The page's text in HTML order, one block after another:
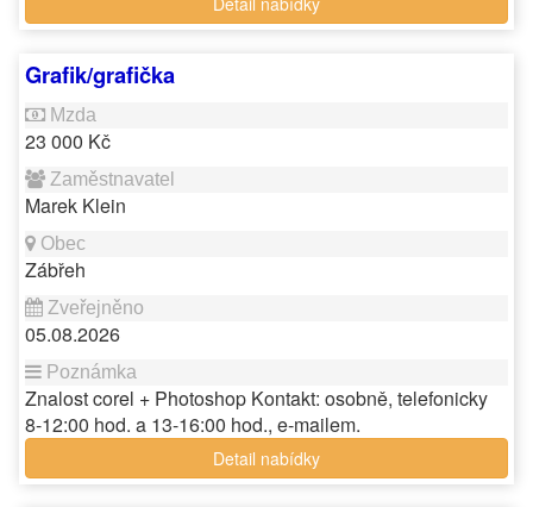
Grafik/grafička
23 000 Kč
Marek Klein
Zábřeh
05.08.2026
Znalost corel + Photoshop Kontakt: osobně, telefonicky
8-12:00 hod. a 13-16:00 hod., e-mailem.
Detail nabídky